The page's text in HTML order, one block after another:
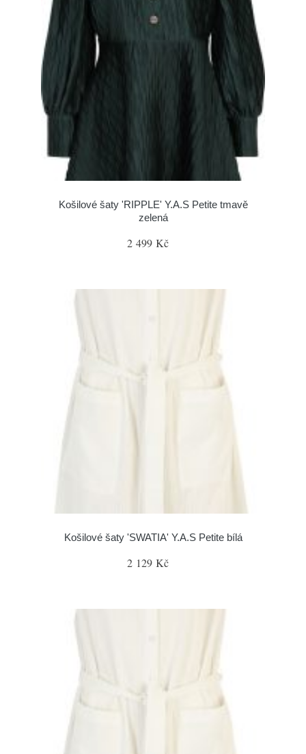
Košilové šaty 'RIPPLE' Y.A.S Petite tmavě
zelená
2 499 Kč
Košilové šaty 'SWATIA' Y.A.S Petite bílá
2 129 Kč